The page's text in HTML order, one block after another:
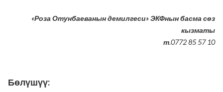
«Роза Отунбаеванын демилгеси» ЭКФнын басма сөз
кызматы
т.0772 85 57 10
Бөлүшүү: